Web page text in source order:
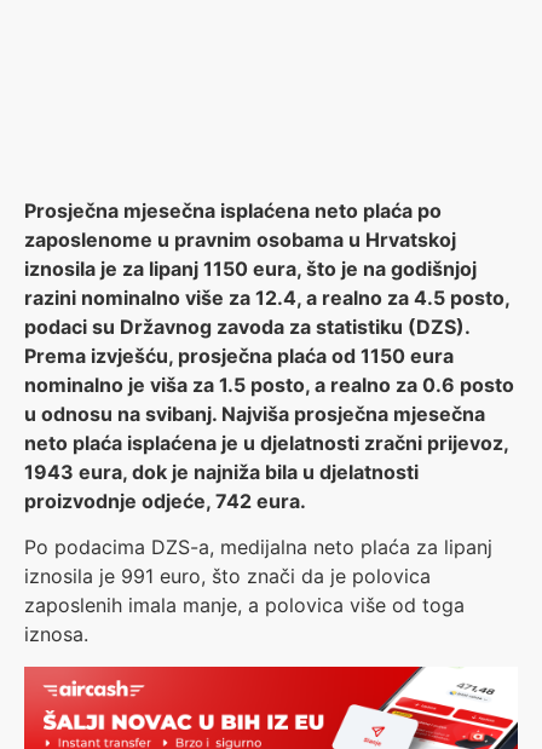
Prosječna mjesečna isplaćena neto plaća po
zaposlenome u pravnim osobama u Hrvatskoj
iznosila je za lipanj 1150 eura, što je na godišnjoj
razini nominalno više za 12.4, a realno za 4.5 posto,
podaci su Državnog zavoda za statistiku (DZS).
Prema izvješću, prosječna plaća od 1150 eura
nominalno je viša za 1.5 posto, a realno za 0.6 posto
u odnosu na svibanj. Najviša prosječna mjesečna
neto plaća isplaćena je u djelatnosti zračni prijevoz,
1943 eura, dok je najniža bila u djelatnosti
proizvodnje odjeće, 742 eura.
Po podacima DZS-a, medijalna neto plaća za lipanj
iznosila je 991 euro, što znači da je polovica
zaposlenih imala manje, a polovica više od toga
iznosa.